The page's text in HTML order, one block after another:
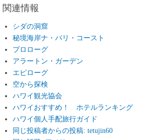
関連情報
シダの洞窟
秘境海岸ナ・パリ・コースト
プロローグ
アラートン・ガーデン
エピローグ
空から探検
ハワイ観光協会
ハワイおすすめ！ ホテルランキング
ハワイ個人手配旅行ガイド
同じ投稿者からの投稿: tetujin60